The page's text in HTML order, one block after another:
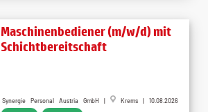
Maschinenbediener (m/w/d) mit
Schichtbereitschaft
Synergie Personal Austria GmbH | Krems | 10.08.2026